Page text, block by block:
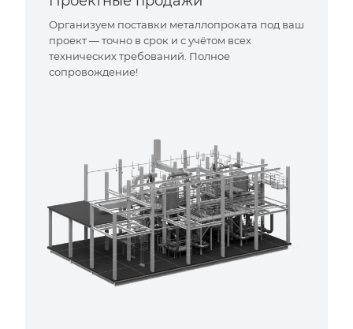
Организуем поставки металлопроката под ваш
проект — точно в срок и с учётом всех
технических требований. Полное
сопровождение!